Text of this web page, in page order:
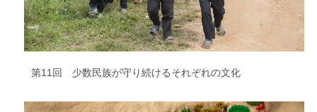
第11回 少数民族が守り続けるそれぞれの文化